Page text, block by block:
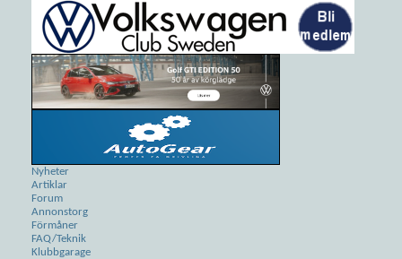
Nyheter
Artiklar
Forum
Annonstorg
Förmåner
FAQ/Teknik
Klubbgarage